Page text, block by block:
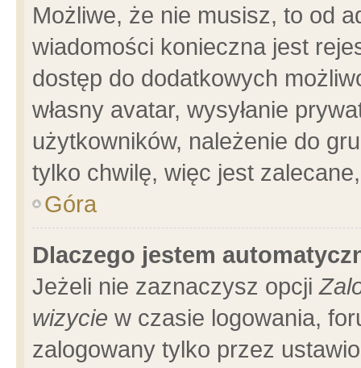
Możliwe, że nie musisz, to od
wiadomości konieczna jest
dostęp do dodatkowych
własny avatar, wysyłanie
użytkowników, należenie do
tylko chwilę, więc jest
Góra
Dlaczego jestem
Jeżeli nie zaznaczysz opcji
wizycie w czasie logowania,
zalogowany tylko przez